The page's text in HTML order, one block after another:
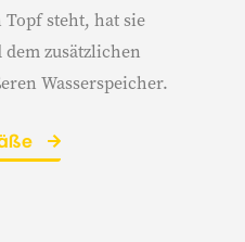
steht, hat sie
zusätzlichen
Wasserspeicher.